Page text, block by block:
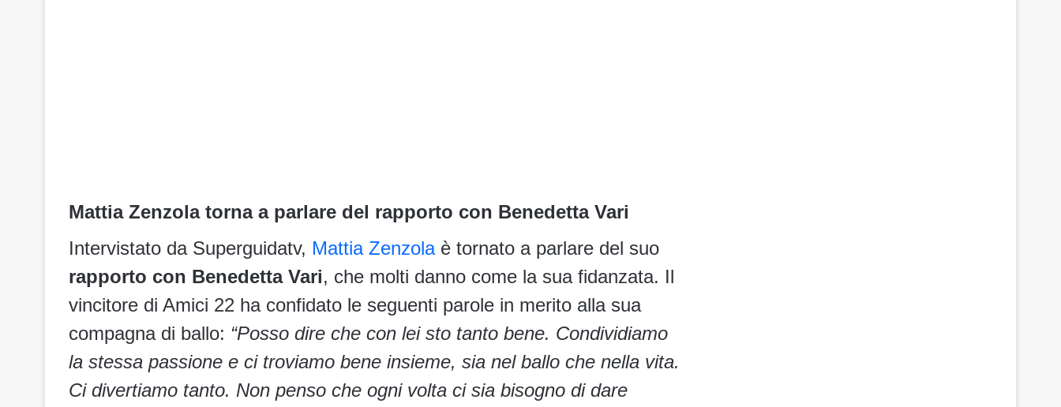
Mattia Zenzola torna a parlare del rapporto con Benedetta Vari
Intervistato da Superguidatv, Mattia Zenzolaè tornato a parlare del suo
rapporto con Benedetta Vari, che molti danno come la sua fidanzata. Il
vincitore di Amici 22 ha confidato le seguenti parole in merito alla sua
compagna di ballo: “Posso dire che con lei sto tanto bene. Condividiamo
la stessa passione e ci troviamo bene insieme, sia nel ballo che nella vita.
Ci divertiamo tanto. Non penso che ogni volta ci sia bisogno di dare